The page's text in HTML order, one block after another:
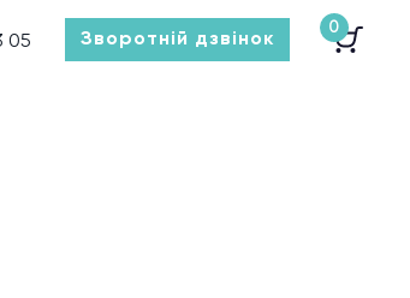
05 Зворотній дзвінок
0